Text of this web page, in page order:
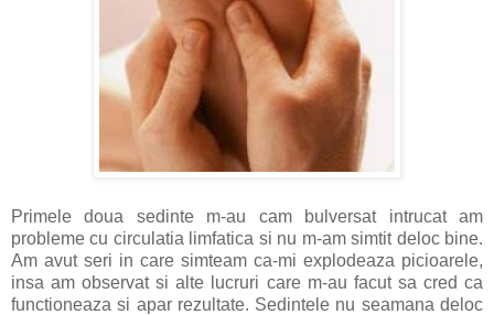
Primele doua sedinte m-au cam bulversat intrucat am
probleme cu circulatia limfatica si nu m-am simtit deloc bine.
Am avut seri in care simteam ca-mi explodeaza picioarele,
insa am observat si alte lucruri care m-au facut sa cred ca
functioneaza si apar rezultate. Sedintele nu seamana deloc